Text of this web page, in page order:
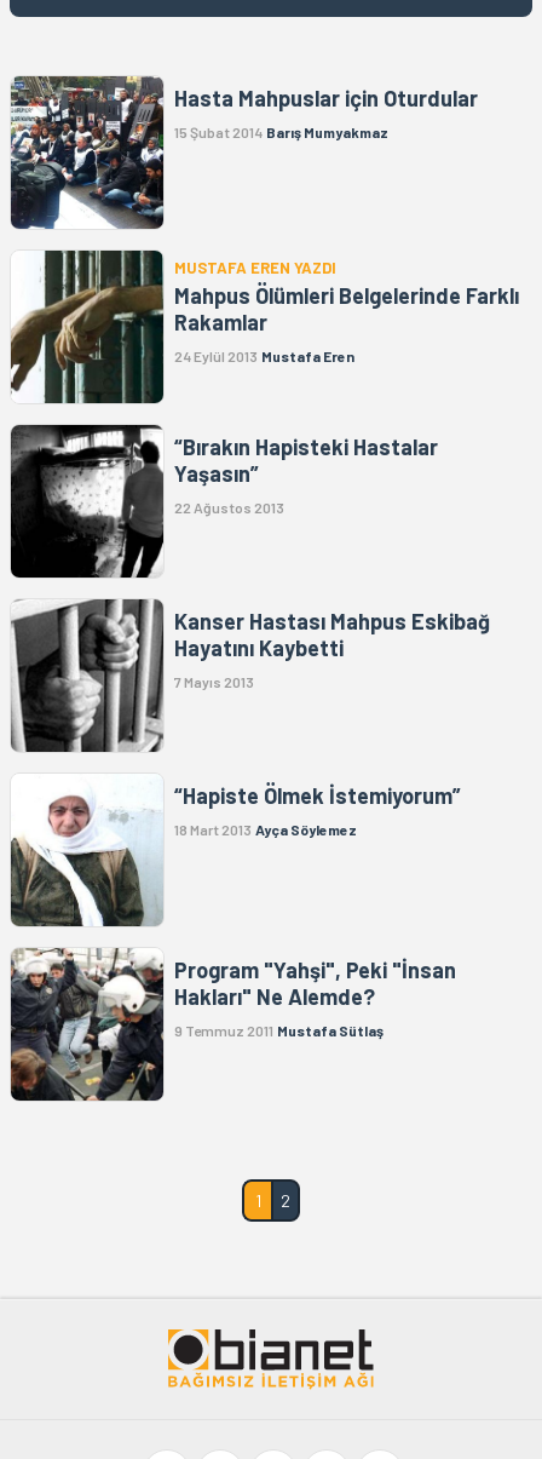
Hasta Mahpuslar için Oturdular
15 Şubat 2014 Barış Mumyakmaz
MUSTAFA EREN YAZDI
Mahpus Ölümleri Belgelerinde Farklı
Rakamlar
24 Eylül 2013 Mustafa Eren
“Bırakın Hapisteki Hastalar
Yaşasın”
22 Ağustos 2013
Kanser Hastası Mahpus Eskibağ
Hayatını Kaybetti
7 Mayıs 2013
“Hapiste Ölmek İstemiyorum”
18 Mart 2013 Ayça Söylemez
Program "Yahşi", Peki "İnsan
Hakları" Ne Alemde?
9 Temmuz 2011 Mustafa Sütlaş
1 2